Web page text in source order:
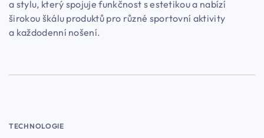
a stylu, který spojuje funkčnost s estetikou a nabízí
širokou škálu produktů pro různé sportovní aktivity
a každodenní nošení.
TECHNOLOGIE